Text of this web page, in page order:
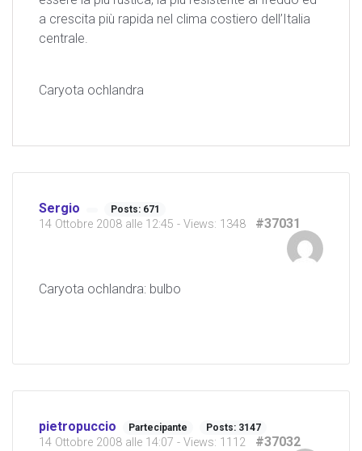
a crescita più rapida nel clima costiero dell’Italia
centrale.
Caryota ochlandra
Sergio Posts: 671
14 Ottobre 2008 alle 12:45 - Views: 1348 #37031
Caryota ochlandra: bulbo
pietropuccio Partecipante Posts: 3147
14 Ottobre 2008 alle 14:07 - Views: 1112 #37032